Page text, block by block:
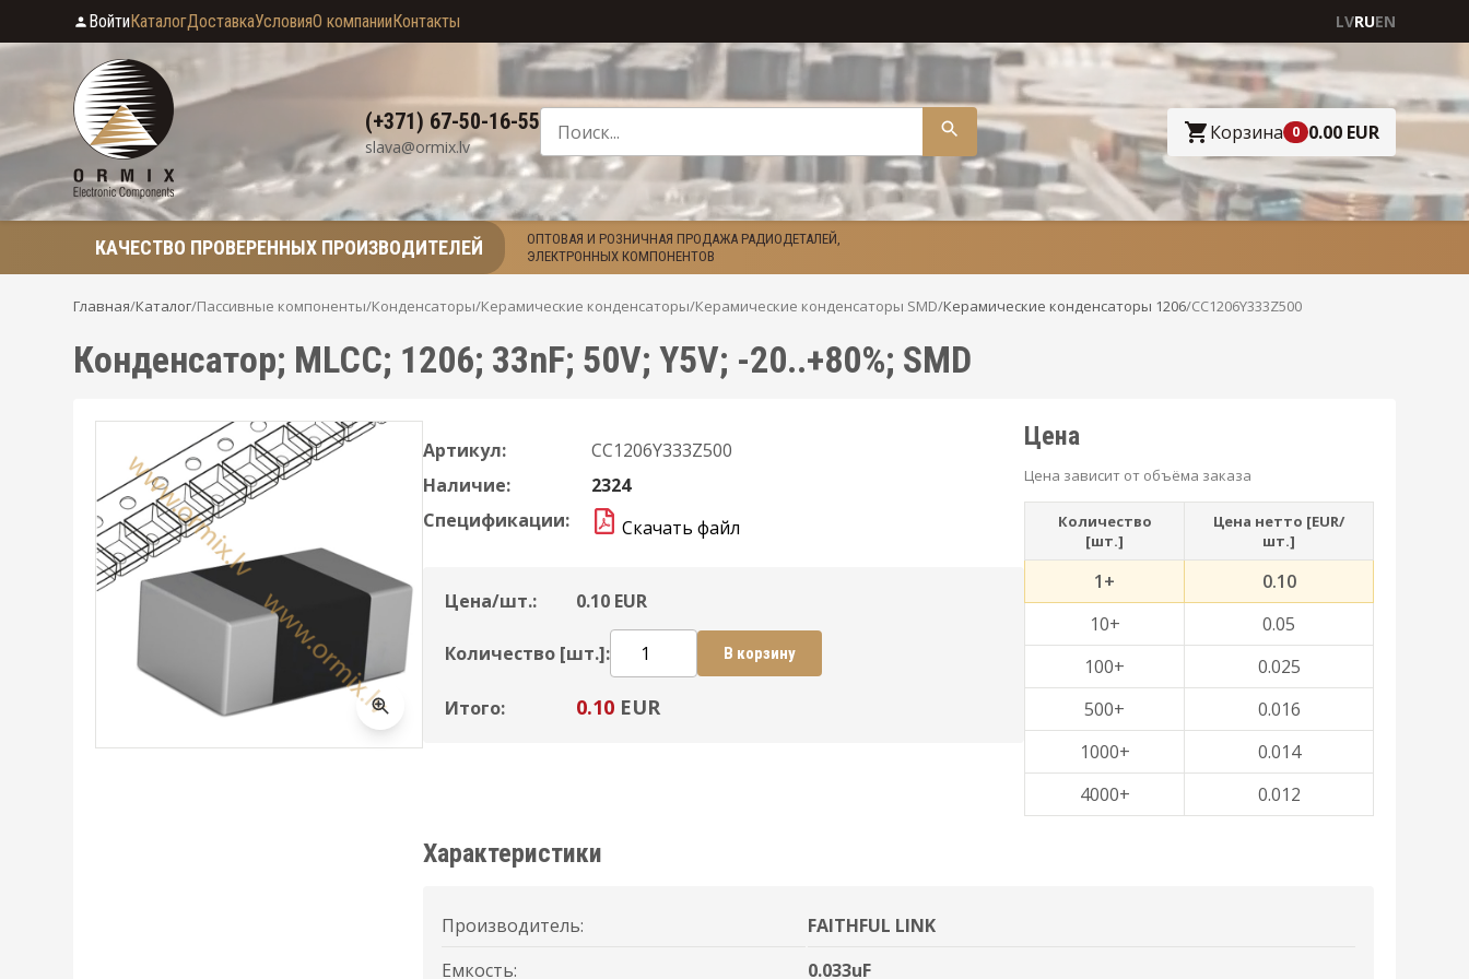
ВойтиКаталогДоставкаУсловияО компанииКонтакты LVRUEN
(+371) 67-50-16-55
slava@ormix.lv
Корзина 0 0.00 EUR
КАЧЕСТВО ПРОВЕРЕННЫХ ПРОИЗВОДИТЕЛЕЙ
ОПТОВАЯ И РОЗНИЧНАЯ ПРОДАЖА РАДИОДЕТАЛЕЙ,
ЭЛЕКТРОННЫХ КОМПОНЕНТОВ
Главная/Каталог/Пассивные компоненты/Конденсаторы/Керамические конденсаторы/Керамические конденсаторы SMD/Керамические конденсаторы 1206/CC1206Y333Z500
Конденсатор; MLCC; 1206; 33nF; 50V; Y5V; -20..+80%; SMD
Артикул:
CC1206Y333Z500
Наличие:
2324
Спецификации:
Скачать файл
Цена/шт.: 0.10 EUR
Количество [шт.]: В корзину
Итого: 0.10 EUR
Цена
Цена зависит от объёма заказа
Количество
[шт.]
Цена нетто [EUR/
шт.]
1+
0.10
10+
0.05
100+
0.025
500+
0.016
1000+
0.014
4000+
0.012
Характеристики
Производитель:
FAITHFUL LINK
Емкость:
0.033uF